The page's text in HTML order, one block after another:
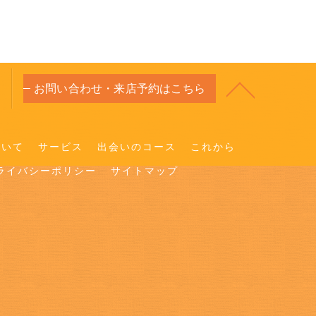
お問い合わせ・来店予約はこちら
て サービス 出会いのコース これから
イバシーポリシー サイトマップ